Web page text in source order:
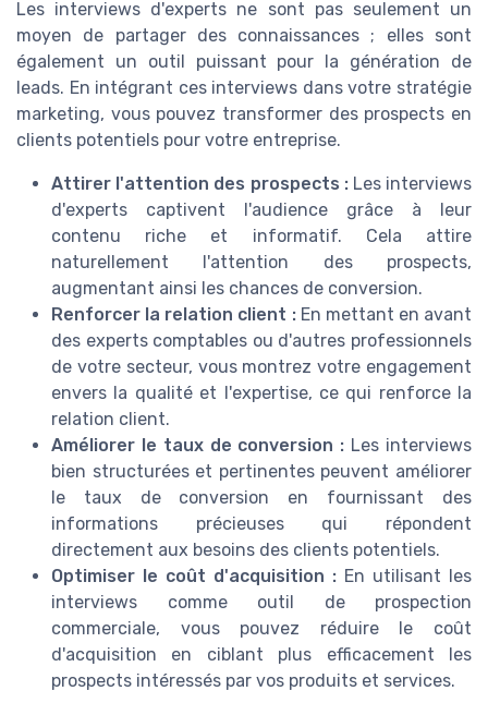
Les interviews d'experts ne sont pas seulement un
moyen de partager des connaissances ; elles sont
également un outil puissant pour la génération de
leads. En intégrant ces interviews dans votre stratégie
marketing, vous pouvez transformer des prospects en
clients potentiels pour votre entreprise.
Attirer l'attention des prospects :Les interviews
d'experts captivent l'audience grâce à leur
contenu riche et informatif. Cela attire
naturellement l'attention des prospects,
augmentant ainsi les chances de conversion.
Renforcer la relation client :En mettant en avant
des experts comptables ou d'autres professionnels
de votre secteur, vous montrez votre engagement
envers la qualité et l'expertise, ce qui renforce la
relation client.
Améliorer le taux de conversion : Les interviews
bien structurées et pertinentes peuvent améliorer
le taux de conversion en fournissant des
informations précieuses qui répondent
directement aux besoins des clients potentiels.
Optimiser le coût d'acquisition : En utilisant les
interviews comme outil de prospection
commerciale, vous pouvez réduire le coût
d'acquisition en ciblant plus efficacement les
prospects intéressés par vos produits et services.